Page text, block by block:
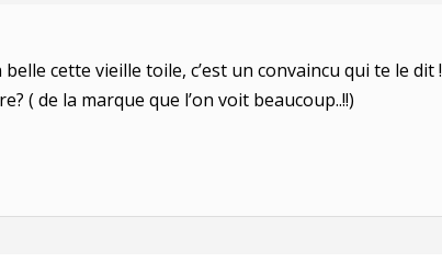
cette vieille toile, c’est un convaincu qui te le dit !
( de la marque que l’on voit beaucoup..!!)